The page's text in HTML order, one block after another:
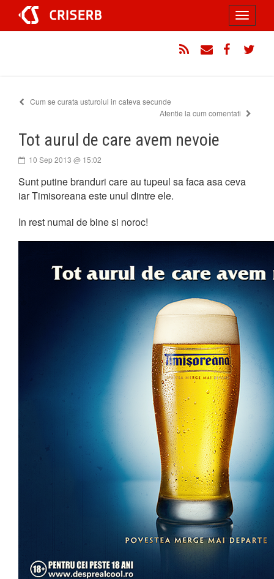
conținut
Toggle
Cum se curata usturoiul in cateva secunde
Atentie la cum comentati
Tot aurul de care avem nevoie
10 Sep 2013 @ 15:02
Sunt putine branduri care au tupeul sa faca asa ceva
iar Timisoreana este unul dintre ele.
In rest numai de bine si noroc!